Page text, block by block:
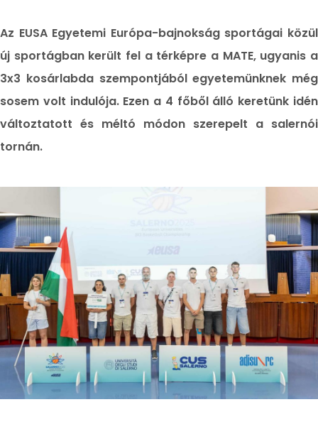
Az EUSA Egyetemi Európa-bajnokság sportágai közül
új sportágban került fel a térképre a MATE, ugyanis a
3x3 kosárlabda szempontjából egyetemünknek még
sosem volt indulója. Ezen a 4 főből álló keretünk idén
változtatott és méltó módon szerepelt a salernói
tornán.